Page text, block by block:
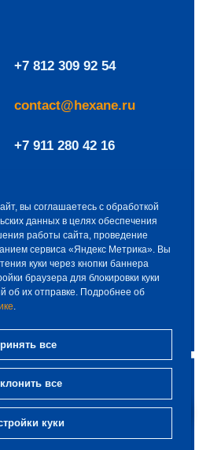
вы соглашаетесь с обработкой
данных в целях обеспечения
работы сайта, проведение
сервиса «Яндекс Метрика». Вы
куки через кнопки баннера
браузера для блокировки куки
об их отправке. Подробнее об
все
все
куки
продукции
«Снабремсервис»
+7 812 309 75 93
+7 812 309 92 54
contact@hexane.ru
+7 911 280 42 16
г. Санкт-Петербург,
МО Волковское,
пр., д. 153, лит. А,